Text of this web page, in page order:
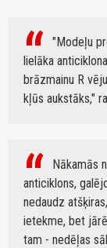
"Modeļu
lielāka
brāzmainu R
kļūs aukstāks,"
Nākamās
anticiklons,
nedaudz
ietekme, bet
tam - nedēļas